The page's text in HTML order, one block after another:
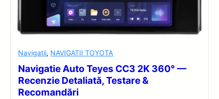
Navigatii, NAVIGATII TOYOTA
Navigatie Auto Teyes CC3 2K 360° —
Recenzie Detaliată, Testare &
Recomandări